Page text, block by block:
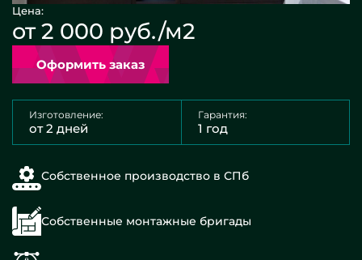
Цена:
от 2 000 руб./м2
Оформить заказ
Изготовление:
от 2 дней
Гарантия:
1 год
Собственное производство в СПб
Собственные монтажные бригады